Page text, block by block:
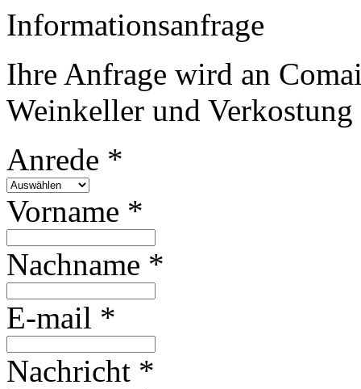
Informationsanfrage
Ihre Anfrage wird an
Weinkeller und Verkostung
Anrede *
Vorname *
Nachname *
E-mail *
Nachricht *